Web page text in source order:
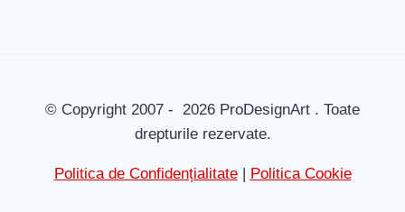
© Copyright 2007 - 2026 ProDesignArt . Toate
drepturile rezervate.
Politica de Confidențialitate| Politica Cookie